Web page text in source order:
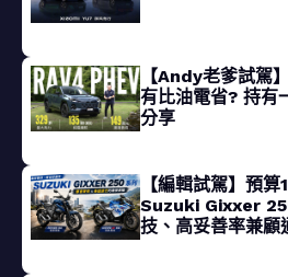
【Andy老爹試駕
有比油電省? 持有
分享
【編輯試駕】預
Suzuki Gixxer
技、高妥善率兼顧